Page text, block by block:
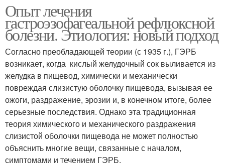
Опыт лечения
гастроэзофагеальной рефлюксной
болезни. Этиология: новый подход
Согласно преобладающей теории (с 1935 г.), ГЭРБ
возникает, когда кислый желудочный сок выливается из
желудка в пищевод, химически и механически
повреждая слизистую оболочку пищевода, вызывая ее
ожоги, раздражение, эрозии и, в конечном итоге, более
серьезные последствия. Однако эта традиционная
теория химического и механического раздражения
слизистой оболочки пищевода не может полностью
объяснить многие вещи, связанные с началом,
симптомами и течением ГЭРБ.